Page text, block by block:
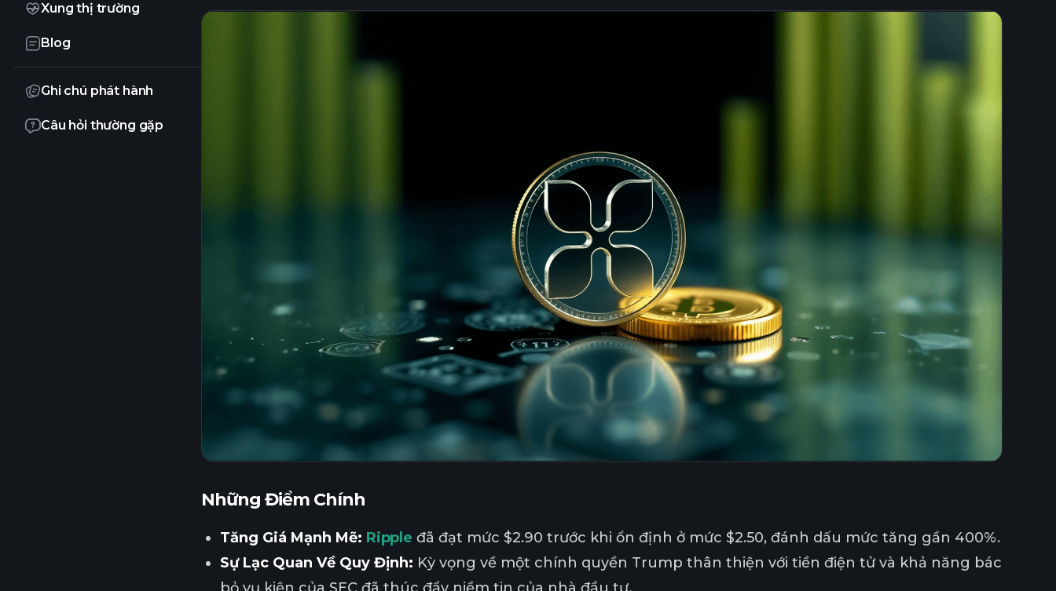
Xung thị trường
Blog
Ghi chú phát hành
Câu hỏi thường gặp
Những Điểm Chính
Tăng Giá Mạnh Mẽ: Ripple đã đạt mức $2.90 trước khi ổn định ở mức $2.50, đánh dấu mức tăng gần 400%.
Sự Lạc Quan Về Quy Định: Kỳ vọng về một chính quyền Trump thân thiện với tiền điện tử và khả năng bác